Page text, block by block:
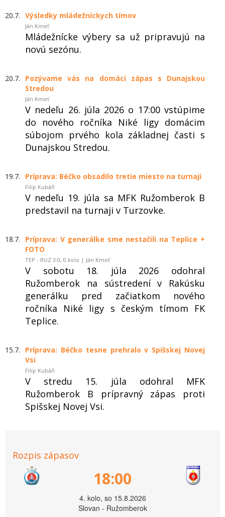
20.7. Výsledky mládežníckych tímov
Ján Kmeť
Mládežnícke výbery sa už pripravujú na
novú sezónu.
20.7.
Pozývame vás na domáci zápas s Dunajskou
Stredou
Ján Kmeť
V nedeľu 26. júla 2026 o 17:00 vstúpime
do nového ročníka Niké ligy domácim
súbojom prvého kola základnej časti s
Dunajskou Stredou.
19.7. Príprava: Béčko obsadilo tretie miesto na turnaji
Filip Kubáň
V nedeľu 19. júla sa MFK Ružomberok B
predstavil na turnaji v Turzovke.
18.7.
Príprava: V generálke sme nestačili na Teplice +
FOTO
TEP - RUZ 3:0, 0.kolo | Ján Kmeť
V sobotu 18. júla 2026 odohral
Ružomberok na sústredení v Rakúsku
generálku pred začiatkom nového
ročníka Niké ligy s českým tímom FK
Teplice.
15.7.
Príprava: Béčko tesne prehralo v Spišskej Novej
Vsi
Filip Kubáň
V stredu 15. júla odohral MFK
Ružomberok B prípravný zápas proti
Spišskej Novej Vsi.
Rozpis zápasov
18:00
4. kolo, so 15.8.2026
Slovan - Ružomberok